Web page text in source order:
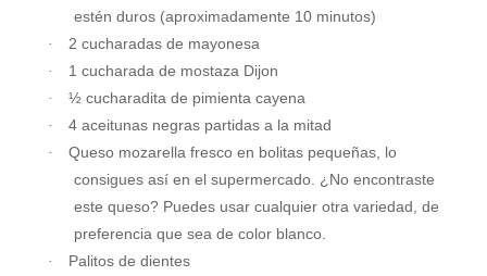
estén duros (aproximadamente 10 minutos)
· 2 cucharadas de mayonesa
· 1 cucharada de mostaza Dijon
· ½ cucharadita de pimienta cayena
· 4 aceitunas negras partidas a la mitad
·
Queso mozarella fresco en bolitas pequeñas, lo
consigues así en el supermercado. ¿No encontraste
este queso? Puedes usar cualquier otra variedad, de
preferencia que sea de color blanco.
· Palitos de dientes